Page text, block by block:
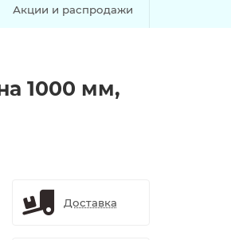
Акции и распродажи
1000 мм,
Доставка